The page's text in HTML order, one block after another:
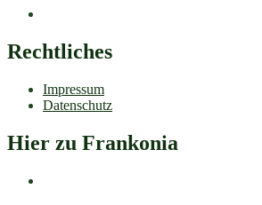
Rechtliches
Impressum
Datenschutz
Hier zu Frankonia